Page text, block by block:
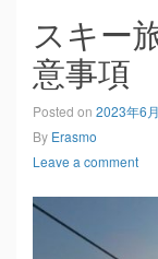
スキー
意事項
Posted on 2023年6
By Erasmo
Leave a comment